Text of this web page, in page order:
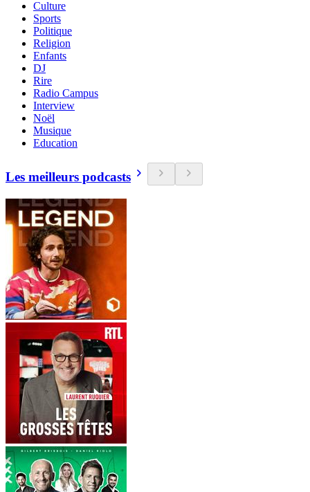
Culture
Sports
Politique
Religion
Enfants
DJ
Rire
Radio Campus
Interview
Noël
Musique
Education
Les meilleurs podcasts